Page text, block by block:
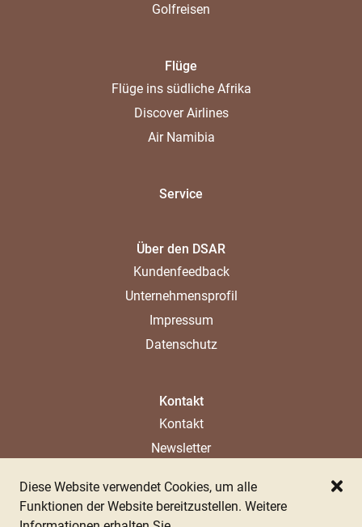
Golfreisen
Flüge
Flüge ins südliche Afrika
Discover Airlines
Air Namibia
Service
Über den DSAR
Kundenfeedback
Unternehmensprofil
Impressum
Datenschutz
Kontakt
Kontakt
Newsletter
Ansprechpartner
Diese Website verwendet Cookies, um alle
Funktionen der Website bereitzustellen. Weitere